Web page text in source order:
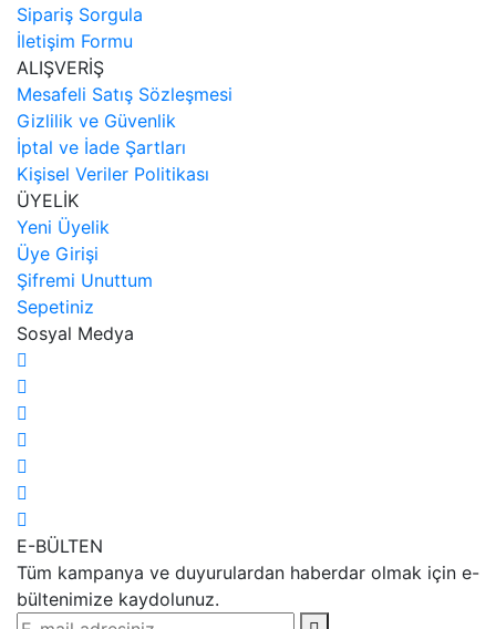
Sipariş Sorgula
İletişim Formu
ALIŞVERİŞ
Mesafeli Satış Sözleşmesi
Gizlilik ve Güvenlik
İptal ve İade Şartları
Kişisel Veriler Politikası
ÜYELİK
Yeni Üyelik
Üye Girişi
Şifremi Unuttum
Sepetiniz
Sosyal Medya
E-BÜLTEN
Tüm kampanya ve duyurulardan haberdar olmak için e-
bültenimize kaydolunuz.